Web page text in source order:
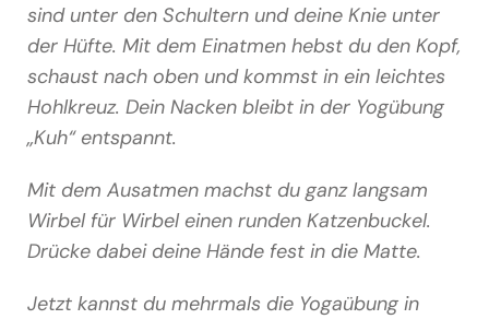
sind unter den Schultern und deine Knie unter
der Hüfte. Mit dem Einatmen hebst du den Kopf,
schaust nach oben und kommst in ein leichtes
Hohlkreuz. Dein Nacken bleibt in der Yogübung
„Kuh“ entspannt.
Mit dem Ausatmen machst du ganz langsam
Wirbel für Wirbel einen runden Katzenbuckel.
Drücke dabei deine Hände fest in die Matte.
Jetzt kannst du mehrmals die Yogaübung in